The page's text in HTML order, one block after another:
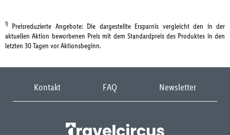
1) Preisreduzierte Angebote: Die dargestellte Ersparnis vergleicht den in der
aktuellen Aktion beworbenen Preis mit dem Standardpreis des Produktes in den
letzten 30 Tagen vor Aktionsbeginn.
Kontakt FAQ Newsletter